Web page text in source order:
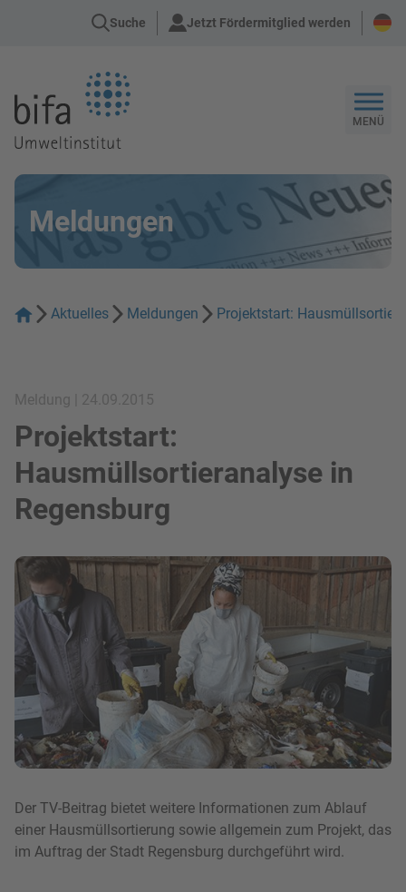
Suche Jetzt Fördermitglied werden
MENÜ
Meldungen
Aktuelles Meldungen Projektstart:
Meldung | 24.09.2015
Projektstart:
Hausmüllsortieranalyse in
Regensburg
Bild in Lightbox zeigen
Der TV-Beitrag bietet weitere Informationen zum Ablauf
einer Hausmüllsortierung sowie allgemein zum Projekt, das
im Auftrag der Stadt Regensburg durchgeführt wird.